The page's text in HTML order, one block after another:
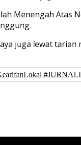
Menengah Atas
juga lewat